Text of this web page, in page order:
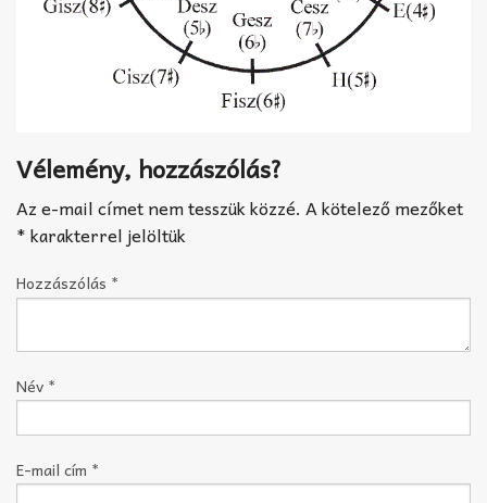
Vélemény, hozzászólás?
Az e-mail címet nem tesszük közzé. A kötelező mezőket
*karakterrel jelöltük
Hozzászólás *
Név *
E-mail cím *